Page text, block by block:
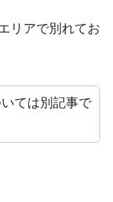
リアで別れてお
ては別記事で